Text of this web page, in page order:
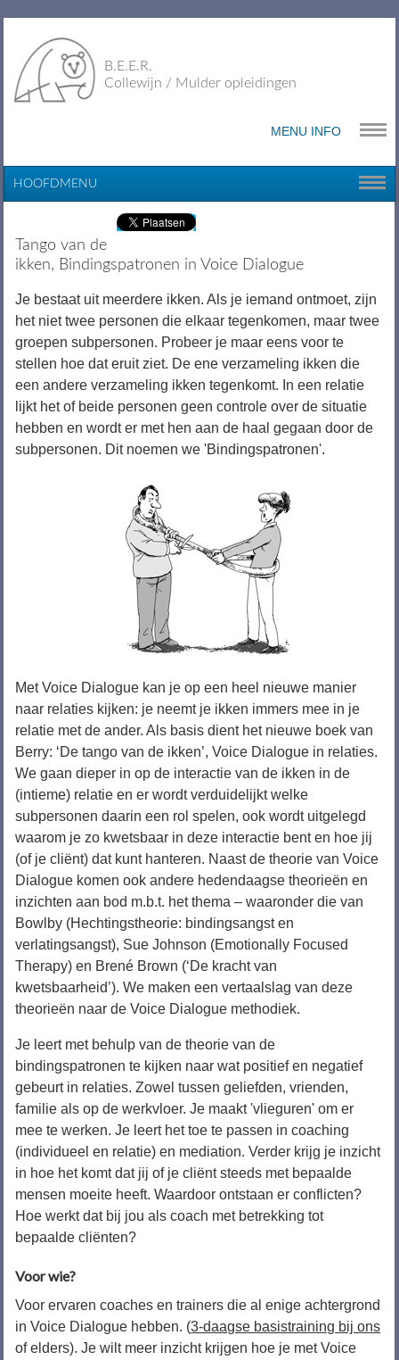
B.E.E.R.
Collewijn / Mulder opleidingen
MENU INFO
HOOFDMENU
Tango van de
ikken, Bindingspatronen in Voice Dialogue
Je bestaat uit meerdere ikken. Als je iemand ontmoet, zijn
het niet twee personen die elkaar tegenkomen, maar twee
groepen subpersonen. Probeer je maar eens voor te
stellen hoe dat eruit ziet. De ene verzameling ikken die
een andere verzameling ikken tegenkomt. In een relatie
lijkt het of beide personen geen controle over de situatie
hebben en wordt er met hen aan de haal gegaan door de
subpersonen. Dit noemen we 'Bindingspatronen'.
Met Voice Dialogue kan je op een heel nieuwe manier
naar relaties kijken: je neemt je ikken immers mee in je
relatie met de ander. Als basis dient het nieuwe boek van
Berry: ‘De tango van de ikken’, Voice Dialogue in relaties.
We gaan dieper in op de interactie van de ikken in de
(intieme) relatie en er wordt verduidelijkt welke
subpersonen daarin een rol spelen, ook wordt uitgelegd
waarom je zo kwetsbaar in deze interactie bent en hoe jij
(of je cliënt) dat kunt hanteren. Naast de theorie van Voice
Dialogue komen ook andere hedendaagse theorieën en
inzichten aan bod m.b.t. het thema – waaronder die van
Bowlby (Hechtingstheorie: bindingsangst en
verlatingsangst), Sue Johnson (Emotionally Focused
Therapy) en Brené Brown (‘De kracht van
kwetsbaarheid’). We maken een vertaalslag van deze
theorieën naar de Voice Dialogue methodiek.
Je leert met behulp van de theorie van de
bindingspatronen te kijken naar wat positief en negatief
gebeurt in relaties. Zowel tussen geliefden, vrienden,
familie als op de werkvloer. Je maakt 'vlieguren' om er
mee te werken. Je leert het toe te passen in coaching
(individueel en relatie) en mediation. Verder krijg je inzicht
in hoe het komt dat jij of je cliënt steeds met bepaalde
mensen moeite heeft. Waardoor ontstaan er conflicten?
Hoe werkt dat bij jou als coach met betrekking tot
bepaalde cliënten?
Voor wie?
Voor ervaren coaches en trainers die al enige achtergrond
in Voice Dialogue hebben. (3-daagse basistraining bij ons
of elders). Je wilt meer inzicht krijgen hoe je met Voice